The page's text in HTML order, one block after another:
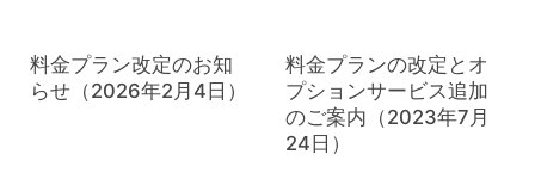
料金プラン改定のお知
らせ（2026年2月4日）
料金プランの改定とオ
プションサービス追加
のご案内（2023年7月
24日）